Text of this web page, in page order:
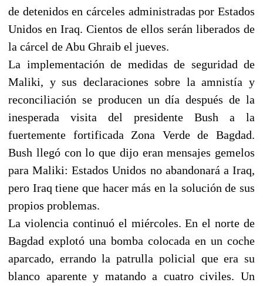
de detenidos en cárceles administradas por Estados
Unidos en Iraq. Cientos de ellos serán liberados de
la cárcel de Abu Ghraib el jueves.
La implementación de medidas de seguridad de
Maliki, y sus declaraciones sobre la amnistía y
reconciliación se producen un día después de la
inesperada visita del presidente Bush a la
fuertemente fortificada Zona Verde de Bagdad.
Bush llegó con lo que dijo eran mensajes gemelos
para Maliki: Estados Unidos no abandonará a Iraq,
pero Iraq tiene que hacer más en la solución de sus
propios problemas.
La violencia continuó el miércoles. En el norte de
Bagdad explotó una bomba colocada en un coche
aparcado, errando la patrulla policial que era su
blanco aparente y matando a cuatro civiles. Un